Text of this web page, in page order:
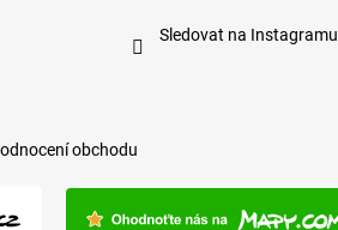
Sledovat na Instagramu
obchodu